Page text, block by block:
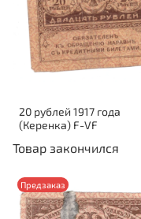
20 рублей 1917 года
(Керенка) F-VF
Товар закончился
Предзаказ